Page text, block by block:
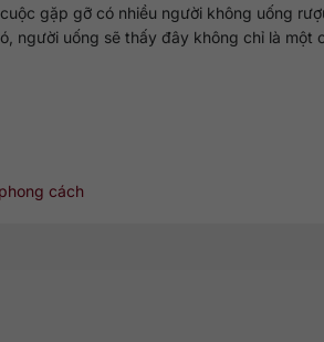
gặp gỡ có nhiều người không uống
người uống sẽ thấy đây không chỉ là một
cách